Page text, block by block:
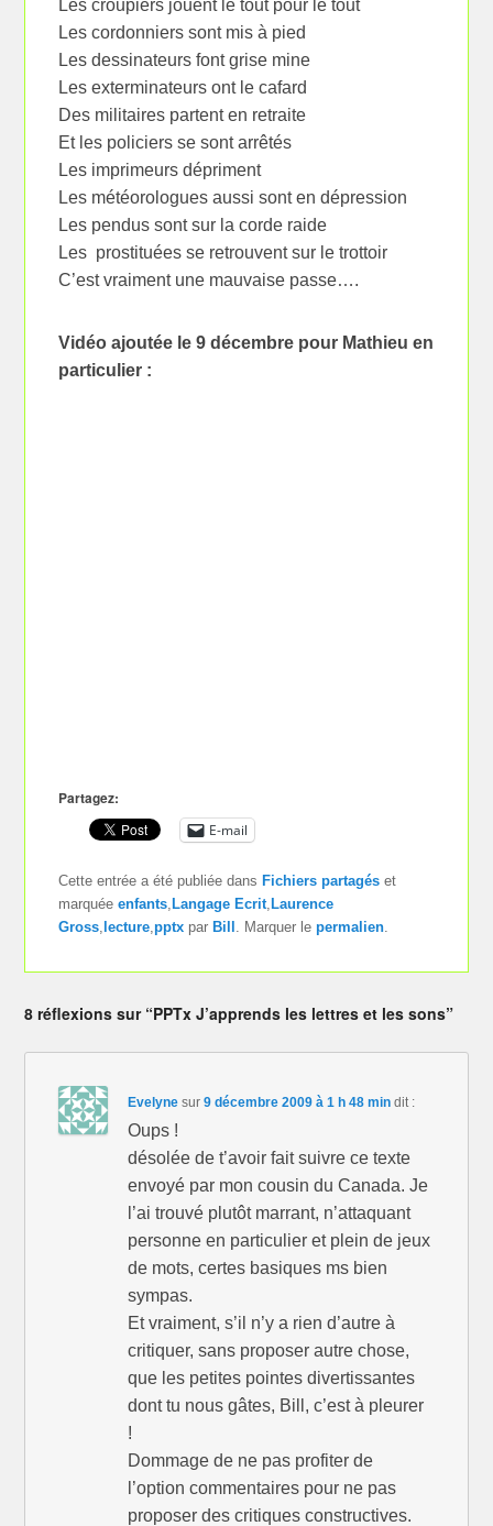
Les croupiers jouent le tout pour le tout
Les cordonniers sont mis à pied
Les dessinateurs font grise mine
Les exterminateurs ont le cafard
Des militaires partent en retraite
Et les policiers se sont arrêtés
Les imprimeurs dépriment
Les météorologues aussi sont en dépression
Les pendus sont sur la corde raide
Les prostituées se retrouvent sur le trottoir
C’est vraiment une mauvaise passe….
Vidéo ajoutée le 9 décembre pour Mathieu en
particulier :
Partagez:
E-mail
Cette entrée a été publiée dans Fichiers partagés et
marquéeenfants Langage Ecrit Laurence
Gross lecture ,pptx par Bill . Marquer lepermalien
8 réflexions sur “PPTx J’apprends les lettres et les sons”
Evelyne sur9 décembre 2009 à 1 h 48 min dit :
Oups !
désolée de t’avoir fait suivre ce texte
envoyé par mon cousin du Canada. Je
l’ai trouvé plutôt marrant, n’attaquant
personne en particulier et plein de jeux
de mots, certes basiques ms bien
sympas.
Et vraiment, s’il n’y a rien d’autre à
critiquer, sans proposer autre chose,
que les petites pointes divertissantes
dont tu nous gâtes, Bill, c’est à pleurer
!
Dommage de ne pas profiter de
l’option commentaires pour ne pas
proposer des critiques constructives.